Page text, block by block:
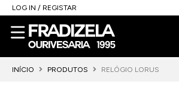
LOG IN / REGISTAR
INÍCIO PRODUTOS RELÓGIO LORUS